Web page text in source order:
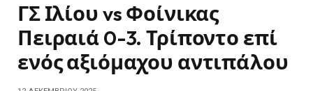
ΓΣ Ιλίου vs Φοίνικας
Πειραιά 0-3. Τρίποντο επί
ενός αξιόμαχου αντιπάλου